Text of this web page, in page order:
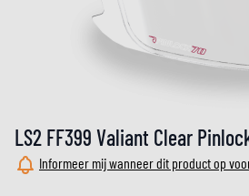
LS2 FF399 Valiant Clear
Informeer mij wanneer dit product op